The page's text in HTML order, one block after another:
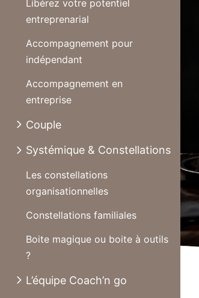
Libérez votre potentiel
entreprenarial
Accompagnement pour
indépendant
Accompagnement en
entreprise
Couple
Systémique & Constellations
Les constellations
organisationnelles
Constellations familiales
Boite magique ou boite à outils
?
L’équipe Coach’n go